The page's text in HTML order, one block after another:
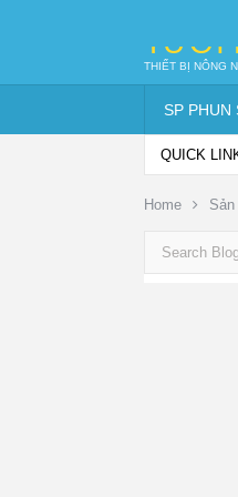
TƯỚI
THIẾT BỊ NÔNG
SP PHUN
QUICK
Home